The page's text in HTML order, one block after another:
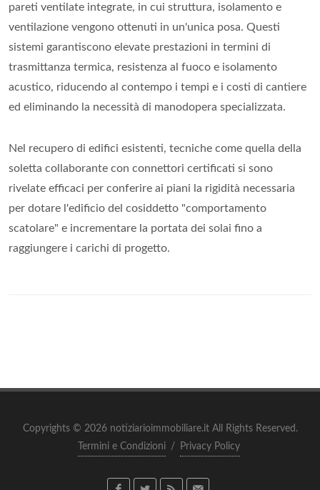
pareti ventilate integrate, in cui struttura, isolamento e
ventilazione vengono ottenuti in un'unica posa. Questi
sistemi garantiscono elevate prestazioni in termini di
trasmittanza termica, resistenza al fuoco e isolamento
acustico, riducendo al contempo i tempi e i costi di cantiere
ed eliminando la necessità di manodopera specializzata.
Nel recupero di edifici esistenti, tecniche come quella della
soletta collaborante con connettori certificati si sono
rivelate efficaci per conferire ai piani la rigidità necessaria
per dotare l'edificio del cosiddetto "comportamento
scatolare" e incrementare la portata dei solai fino a
raggiungere i carichi di progetto.
Copyrights © 2026 notiziarioimmobiliare.it All Rights Reserved.
Termini e Condizioni / Privacy Policy